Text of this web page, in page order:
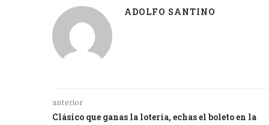
ADOLFO SANTINO
anterior
Clásico que ganas la lotería, echas el boleto en la